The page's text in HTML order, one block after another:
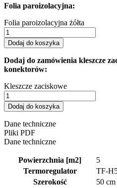
Folia paroizolacyjna:
Folia paroizolacyjna żółta
Dodaj do koszyka
Dodaj do zamówienia kleszcze
konektorów:
Kleszcze zaciskowe
Dodaj do koszyka
Dane techniczne
Pliki PDF
Dane techniczne
Powierzchnia [m2]
5
Termoregulator
TF-
Szerokość
50 cm